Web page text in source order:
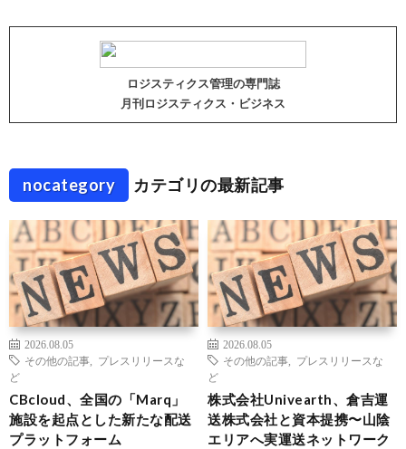
ロジスティクス管理の専門誌
月刊ロジスティクス・ビジネス
nocategory カテゴリの最新記事
2026.08.05
その他の記事
プレスリリースな
ど
CBcloud、全国の「Marq」
施設を起点とした新たな配送
プラットフォーム
2026.08.05
その他の記事
プレスリリースな
ど
株式会社Univearth、倉吉運
送株式会社と資本提携〜山陰
エリアへ実運送ネットワーク